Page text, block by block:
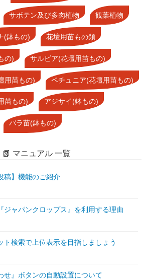
サボテン及び多肉植物 観葉植物
(鉢もの) 花壇用苗もの類
の) サルビア(花壇用苗もの)
用苗もの) ペチュニア(花壇用苗もの)
苗もの) アジサイ(鉢もの)
バラ苗(鉢もの)
📗 マニュアル 一覧
稿】機能のご紹介
ジャパンクロップス』を利用する理由
ト検索で上位表示を目指しましょう
せ』ボタンの自動設置について